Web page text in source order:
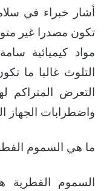
أشار خبراء في
تكون مصدرا غير
مواد كيميائية
التلوث غالبا ما
التعرض المتراكم
واضطرابات الجهاز
ما هي السموم
السموم الفطرية